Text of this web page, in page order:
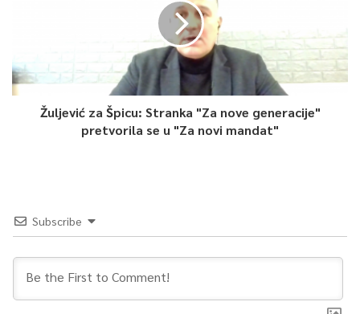
-Mislim da ćemo imati razumijevanje naših susjeda. UNSA je
posvećen svim tim pitanjima, ali se kompliciraju situacije sa
diplomama. To nije slučaj sa drugim zemljama u Evropskoj
uniji, Njemačkom, Austrijom… – naveo je.
Škrijelj je kazao da je problem u Republici Hrvatskoj to što
Kada je riječ o Sloveniji potrebno je da se donesu rješenja da su
univerziteti akreditirani i prije 2014. godine jer se zbog toga
studentima koji su ranije završili studij ne priznaju diplome. Ta
rješenja ranije je trebala izdati Agencija za razvoj visokog
obrazovanja.
Žuljević za Špicu: Stranka "Za nove generacije"
pretvorila se u "Za novi mandat"
Subscribe